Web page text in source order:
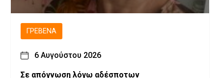
ΓΡΕΒΕΝΆ
6 Αυγούστου 2026
Σε απόγνωση λόγω αδέσποτων